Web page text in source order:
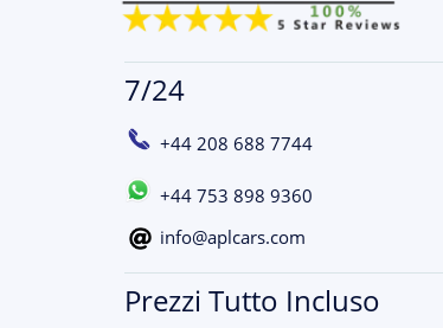
7/24
+44 208 688 7744
+44 753 898 9360
info@aplcars.com
Prezzi Tutto Incluso